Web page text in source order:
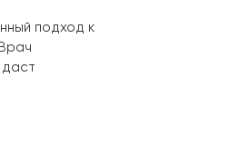
подход к
даст